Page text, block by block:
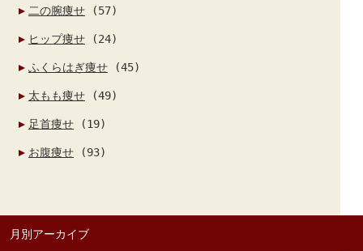
二の腕痩せ (57)
ヒップ痩せ (24)
ふくらはぎ痩せ (45)
太もも痩せ (49)
足首痩せ (19)
お腹痩せ (93)
月別アーカイブ